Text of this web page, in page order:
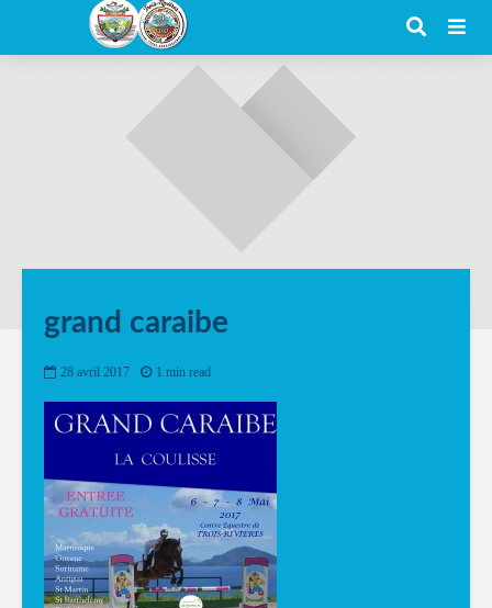
grand caraibe
28 avril 2017 1 min read